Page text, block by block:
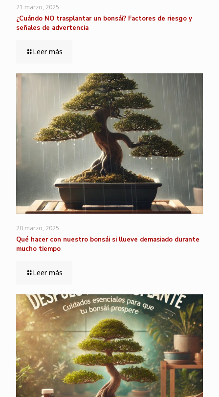
21 marzo, 2025
¿Cuándo NO trasplantar un bonsái? Factores de riesgo y
señales de advertencia
Leer más
20 marzo, 2025
Qué hacer con nuestro bonsái si llueve demasiado durante
mucho tiempo
Leer más